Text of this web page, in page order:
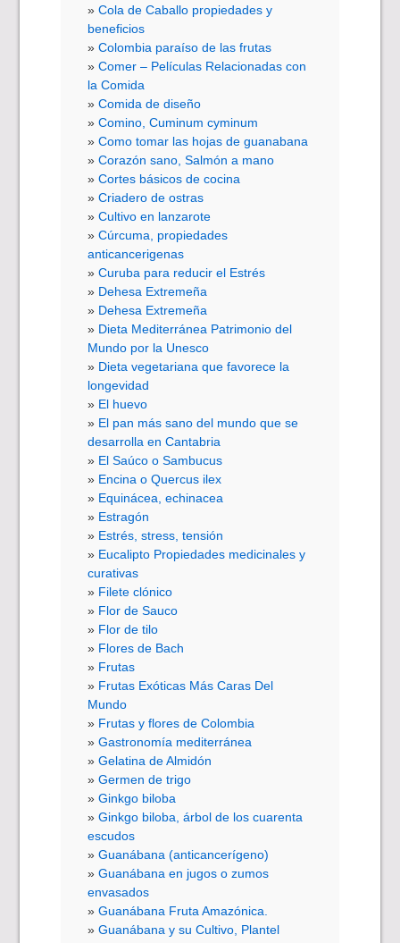
Cola de Caballo propiedades y
beneficios
Colombia paraíso de las frutas
Comer – Películas Relacionadas con
la Comida
Comida de diseño
Comino, Cuminum cyminum
Como tomar las hojas de guanabana
Corazón sano, Salmón a mano
Cortes básicos de cocina
Criadero de ostras
Cultivo en lanzarote
Cúrcuma, propiedades
anticancerigenas
Curuba para reducir el Estrés
Dehesa Extremeña
Dehesa Extremeña
Dieta Mediterránea Patrimonio del
Mundo por la Unesco
Dieta vegetariana que favorece la
longevidad
El huevo
El pan más sano del mundo que se
desarrolla en Cantabria
El Saúco o Sambucus
Encina o Quercus ilex
Equinácea, echinacea
Estragón
Estrés, stress, tensión
Eucalipto Propiedades medicinales y
curativas
Filete clónico
Flor de Sauco
Flor de tilo
Flores de Bach
Frutas
Frutas Exóticas Más Caras Del
Mundo
Frutas y flores de Colombia
Gastronomía mediterránea
Gelatina de Almidón
Germen de trigo
Ginkgo biloba
Ginkgo biloba, árbol de los cuarenta
escudos
Guanábana (anticancerígeno)
Guanábana en jugos o zumos
envasados
Guanábana Fruta Amazónica.
Guanábana y su Cultivo, Plantel